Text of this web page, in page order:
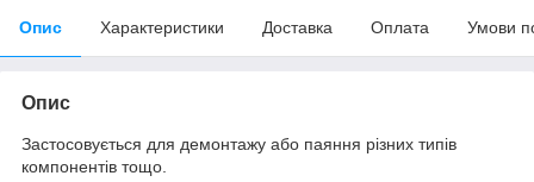
Опис Характеристики Доставка Оплата Умови
Опис
Застосовується для демонтажу або паяння різних типів
компонентів тощо.